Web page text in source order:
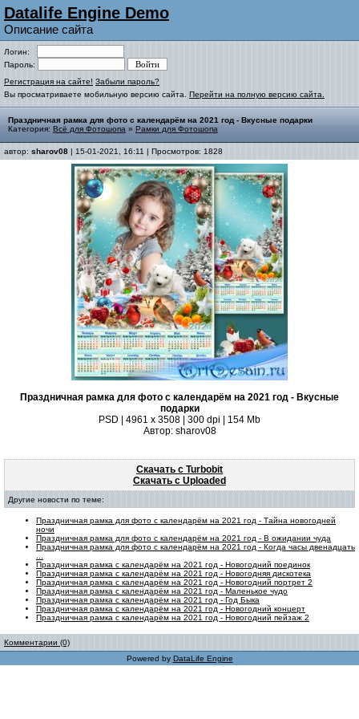
Datalife Engine Demo
Описание сайта
Логин:
Пароль:
Регистрация на сайте! Забыли пароль?
Вы просматриваете мобильную версию сайта. Перейти на полную версию сайта.
Праздничная рамка для фото с календарём на 2021 год - Вкусные подарки
Категория: Всё для Фотошопа » Рамки для Фотошопа
автор: sharov08 | 15-01-2021, 16:11 | Просмотров: 1828
Праздничная рамка для фото с календарём на 2021 год - Вкусные
подарки
PSD | 4961 х 3508 | 300 dpi | 154 Mb
Автор: sharov08
Скачать с Turbobit
Скачать с Uploaded
Другие новости по теме:
Праздничная рамка для фото с календарём на 2021 год - Тайна новогодней
ночи
Праздничная рамка для фото с календарём на 2021 год - В ожидании чуда
Праздничная рамка для фото с календарём на 2021 год - Когда часы двенадцать
Праздничная рамка с календарём на 2021 год - Новогодний поединок
Праздничная рамка с календарём на 2021 год - Новогодняя дискотека
Праздничная рамка с календарём на 2021 год - Новогодний портрет 2
Праздничная рамка с календарём на 2021 год - Маленькое чудо
Праздничная рамка с календарём на 2021 год - Год Быка
Праздничная рамка с календарём на 2021 год - Новогодний концерт
Праздничная рамка с календарём на 2021 год - Новогодний пейзаж 2
Комментарии (0)
Powered by DataLife Engine